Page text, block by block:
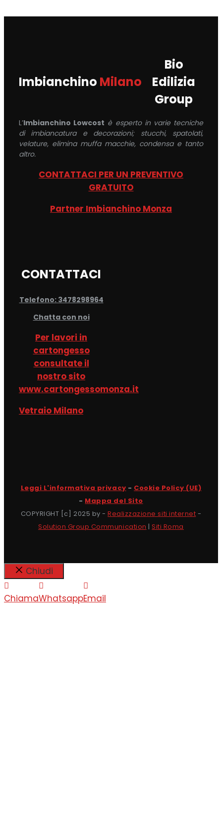
Imbianchino Milano
Bio
Edilizia
Group
L’Imbianchino Lowcost è esperto in varie tecniche
di imbiancatura e decorazioni; stucchi, spatolati,
velature, elimina muffa macchie, condensa e tanto
altro.
CONTATTACI PER UN PREVENTIVO
GRATUITO
Partner Imbianchino Monza
CONTATTACI
Telefono: 3478298964
Chatta con noi
Per lavori in
cartongesso
consultate il
nostro sito
www.cartongessomonza.it
Vetraio Milano
Leggi L'informativa privacy - Cookie Policy (UE)
- Mappa del Sito
COPYRIGHT [c] 2025 by -Realizzazione siti internet -
Solution Group Communication |Siti Roma
Chiudi
ChiamaWhatsappEmail